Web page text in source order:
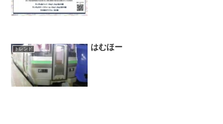
トレンド はむほー